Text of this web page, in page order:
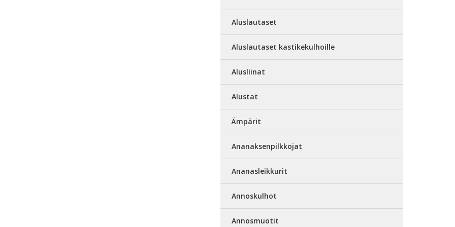
Aluslautaset
Aluslautaset kastikekulhoille
Alusliinat
Alustat
Ämpärit
Ananaksenpilkkojat
Ananasleikkurit
Annoskulhot
Annosmuotit